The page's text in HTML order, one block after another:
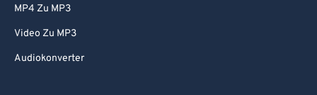
MP4 Zu MP3
Video Zu MP3
Audiokonverter